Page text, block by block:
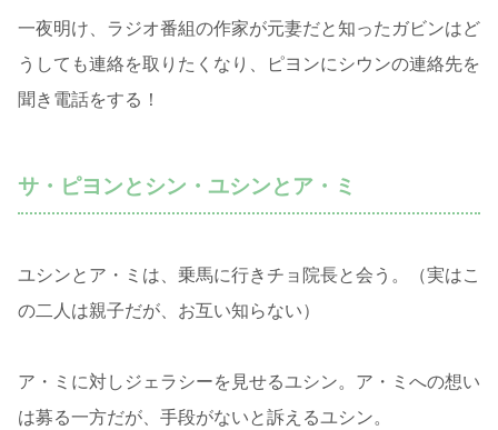
一夜明け、ラジオ番組の作家が元妻だと知ったガビンはど
うしても連絡を取りたくなり、ピヨンにシウンの連絡先を
聞き電話をする！
サ・ピヨンとシン・ユシンとア・ミ
ユシンとア・ミは、乗馬に行きチョ院長と会う。（実はこ
の二人は親子だが、お互い知らない）
ア・ミに対しジェラシーを見せるユシン。ア・ミへの想い
は募る一方だが、手段がないと訴えるユシン。